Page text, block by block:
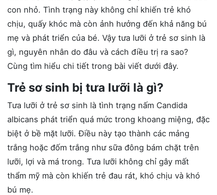
con nhỏ. Tình trạng này không chỉ khiến trẻ khó
chịu, quấy khóc mà còn ảnh hưởng đến khả năng bú
mẹ và phát triển của bé. Vậy tưa lưỡi ở trẻ sơ sinh là
gì, nguyên nhân do đâu và cách điều trị ra sao?
Cùng tìm hiểu chi tiết trong bài viết dưới đây.
Trẻ sơ sinh bị tưa lưỡi là gì?
Tưa lưỡi ở trẻ sơ sinh là tình trạng nấm Candida
albicans phát triển quá mức trong khoang miệng, đặc
biệt ở bề mặt lưỡi. Điều này tạo thành các mảng
trắng hoặc đốm trắng như sữa đông bám chặt trên
lưỡi, lợi và má trong. Tưa lưỡi không chỉ gây mất
thẩm mỹ mà còn khiến trẻ đau rát, khó chịu và khó
bú mẹ.